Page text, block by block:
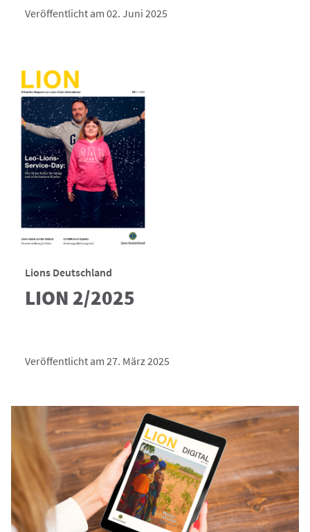
Veröffentlicht am 02. Juni 2025
Lions Deutschland
LION 2/2025
Veröffentlicht am 27. März 2025